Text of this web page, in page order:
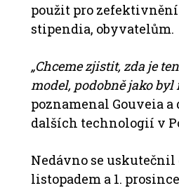
použit pro
stipendia, obyvatelům.
„Chceme zjistit, zda je
model, podobně jako
poznamenal Gouveia
dalších technologií v
Nedávno se
listopadem a 1.